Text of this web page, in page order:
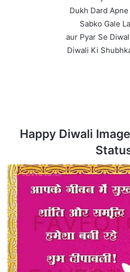
Dukh Dard
Sabko Gale
aur Pyar Se
Diwali Ki
Happy Diwali